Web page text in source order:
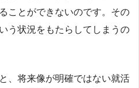
ことができないのです。その
う状況をもたらしてしまうの
、将来像が明確ではない就活